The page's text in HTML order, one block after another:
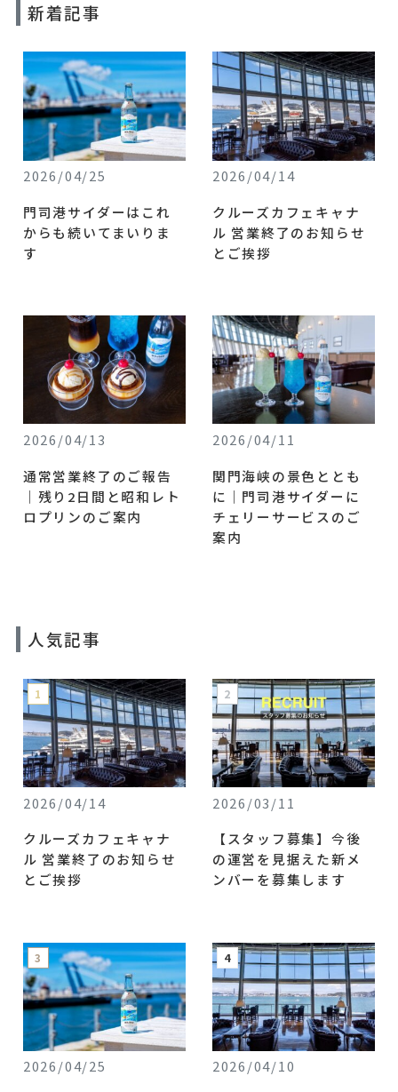
新着記事
2026/04/25
門司港サイダーはこれ
からも続いてまいりま
す
2026/04/14
クルーズカフェキャナ
ル 営業終了のお知らせ
とご挨拶
2026/04/13
通常営業終了のご報告
｜残り2日間と昭和レト
ロプリンのご案内
2026/04/11
関門海峡の景色ととも
に｜門司港サイダーに
チェリーサービスのご
案内
人気記事
2026/04/14
クルーズカフェキャナ
ル 営業終了のお知らせ
とご挨拶
2026/03/11
【スタッフ募集】今後
の運営を見据えた新メ
ンバーを募集します
2026/04/25
2026/04/10